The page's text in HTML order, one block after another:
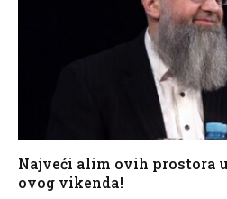
Najveći alim ovih prostora
ovog vikenda!